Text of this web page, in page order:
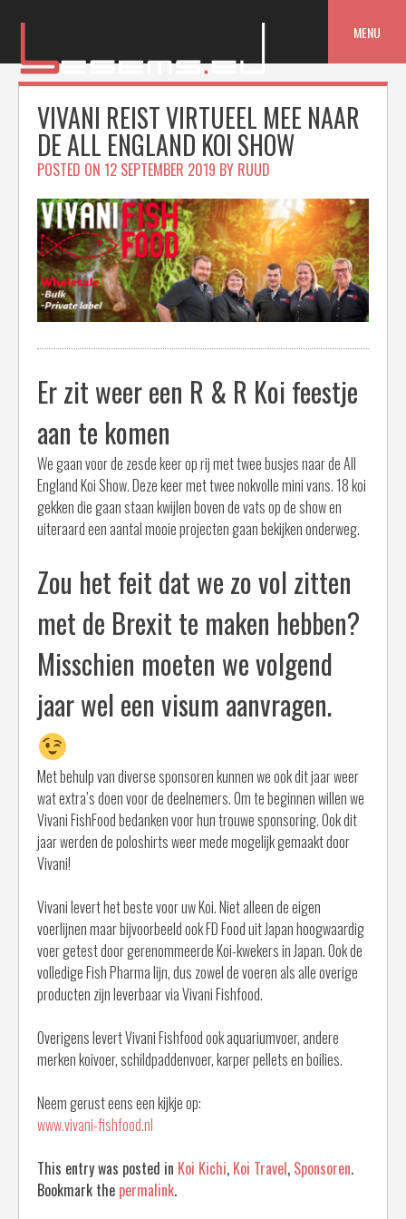
MENU
VIVANI REIST VIRTUEEL MEE NAAR
DE ALL ENGLAND KOI SHOW
POSTED ON 12 SEPTEMBER 2019 BY RUUD
Er zit weer een R & R Koi feestje
aan te komen
We gaan voor de zesde keer op rij met twee busjes naar de All
England Koi Show. Deze keer met twee nokvolle mini vans. 18 koi
gekken die gaan staan kwijlen boven de vats op de show en
uiteraard een aantal mooie projecten gaan bekijken onderweg.
Zou het feit dat we zo vol zitten
met de Brexit te maken hebben?
Misschien moeten we volgend
jaar wel een visum aanvragen.
Met behulp van diverse sponsoren kunnen we ook dit jaar weer
wat extra’s doen voor de deelnemers. Om te beginnen willen we
Vivani FishFood bedanken voor hun trouwe sponsoring. Ook dit
jaar werden de poloshirts weer mede mogelijk gemaakt door
Vivani!
Vivani levert het beste voor uw Koi. Niet alleen de eigen
voerlijnen maar bijvoorbeeld ook FD Food uit Japan hoogwaardig
voer getest door gerenommeerde Koi-kwekers in Japan. Ook de
volledige Fish Pharma lijn, dus zowel de voeren als alle overige
producten zijn leverbaar via Vivani Fishfood.
Overigens levert Vivani Fishfood ook aquariumvoer, andere
merken koivoer, schildpaddenvoer, karper pellets en boilies.
Neem gerust eens een kijkje op:
www.vivani-fishfood.nl
This entry was posted in Koi Kichi, Koi Travel, Sponsoren.
Bookmark the permalink.